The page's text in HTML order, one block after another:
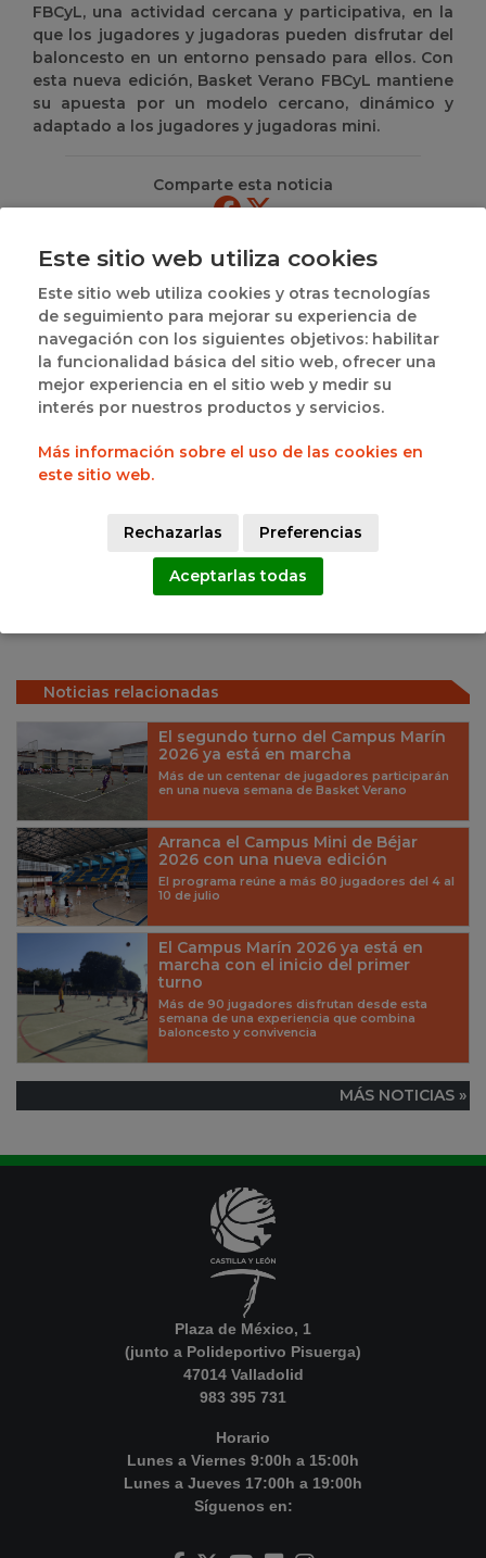
FBCyL, una actividad cercana y participativa, en la
que los jugadores y jugadoras pueden disfrutar del
baloncesto en un entorno pensado para ellos. Con
esta nueva edición, Basket Verano FBCyL mantiene
su apuesta por un modelo cercano, dinámico y
adaptado a los jugadores y jugadoras mini.
Comparte esta noticia
CATEGORIAS
DE NOTICIAS
Federación
Competiciones
Delegaciones
Área Técnica
Entrenadores
Promoción
Primera Nacional Masculina
Competiciones FEB
Noticias relacionadas
El segundo turno del Campus Marín
2026 ya está en marcha
Más de un centenar de jugadores participarán
en una nueva semana de Basket Verano
Arranca el Campus Mini de Béjar
2026 con una nueva edición
El programa reúne a más 80 jugadores del 4 al
10 de julio
El Campus Marín 2026 ya está en
marcha con el inicio del primer
turno
Más de 90 jugadores disfrutan desde esta
semana de una experiencia que combina
baloncesto y convivencia
MÁS NOTICIAS »
Plaza de México, 1
(junto a Polideportivo Pisuerga)
47014 Valladolid
983 395 731
Horario
Lunes a Viernes 9:00h a 15:00h
Lunes a Jueves 17:00h a 19:00h
Síguenos en:
Este sitio web utiliza cookies
Este sitio web utiliza cookies y otras tecnologías
de seguimiento para mejorar su experiencia de
navegación con los siguientes objetivos: habilitar
la funcionalidad básica del sitio web, ofrecer una
mejor experiencia en el sitio web y medir su
interés por nuestros productos y servicios.
Más información sobre el uso de las cookies en
este sitio web.
Rechazarlas Preferencias
Aceptarlas todas